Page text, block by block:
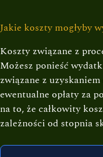
Jakie koszty mogłyby
Koszty związane z
Możesz ponieść
związane z
ewentualne opłaty za
na to, że całkowity
zależności od stopnia